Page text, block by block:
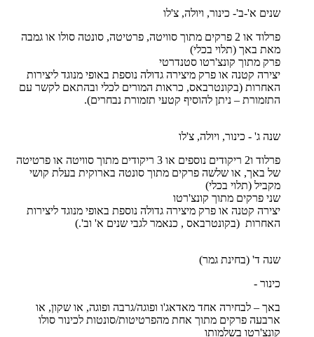
שנים א'-ב'- כינור, ויולה, צ'לו
פרלוד או 2 פרקים מתוך סוויטה, פרטיטה, סונטה סולו או גמבה
מאת באך (תלוי בכלי)
פרק מתוך קונצ'רטו סטנדרטי
יצירה קטנה או פרק מיצירה גדולה נוספת באופי מנוגד ליצירות
האחרות (בקונטרבאס, כראות המורים לכלי ובהתאם לקשר עם
התזמורת – ניתן להוסיף קטעי תזמורת נבחרים).
שנה ג' - כינור, ויולה, צ'לו
פרלוד ו2 ריקודים נוספים או 3 ריקודים מתוך סוויטה או פרטיטה
של באך, או שלשה פרקים מתוך סונטה בארוקית בעלת קושי
מקביל (תלוי בכלי)
שני פרקים מתוך קונצ'רטו
יצירה קטנה או פרק מיצירה גדולה נוספת באופי מנוגד ליצירות
האחרות (בקונטרבאס , כנאמר לגבי שנים א' וב'.)
שנה ד' (בחינת גמר)
כינור -
באך – לבחירה אחד מאדאג'ו ופוגה/גרבה ופוגה, או שקון, או
ארבעה פרקים מתוך אחת מהפרטיטות/סונטות לכינור סולו
קונצ'רטו בשלמותו